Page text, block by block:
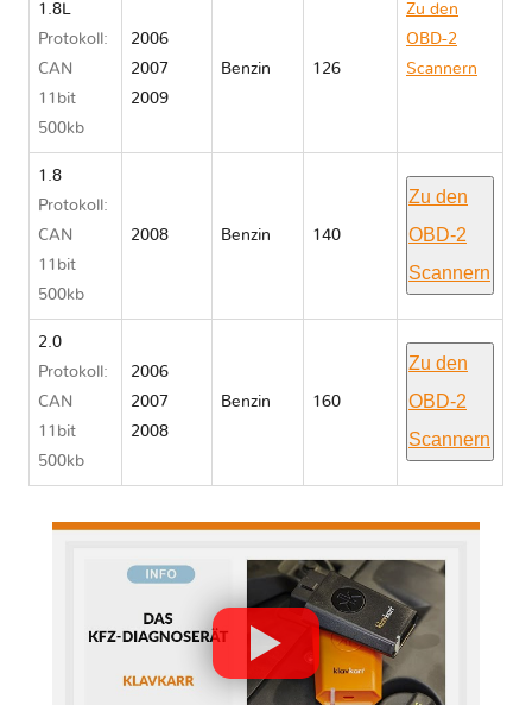
1.8L
Protokoll:
CAN
11bit
500kb
2006
2007
2009
Benzin 126
Zu den
OBD-2
Scannern
1.8
Protokoll:
CAN
11bit
500kb
2008 Benzin 140
Zu den
OBD-2
Scannern
2.0
Protokoll:
CAN
11bit
500kb
2006
2007
2008
Benzin 160
Zu den
OBD-2
Scannern